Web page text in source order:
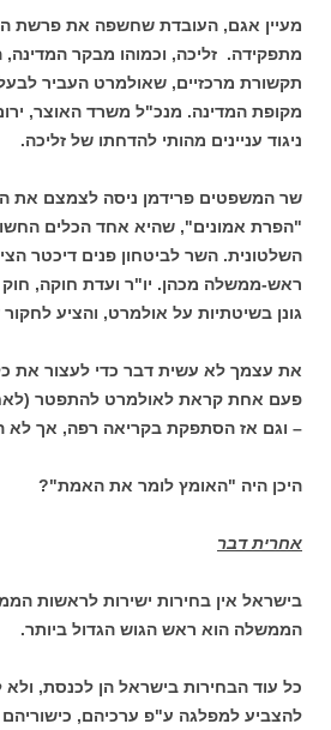
מעיין אגם, העובדת שחשפה את פרשת
מתפקידה. זליכה, וכמוהו מבקר המדינה,
תקשורת מרכזיים, שאולמרט העביר
מקופת המדינה. מנכ"ל משרד האוצר,
ניגוד עניינים מהותי להדחתו של זליכה.
שר המשפטים פרידמן ניסה לצמצם את
"הפרת אמונים", שהיא אחד הכלים
השלטונית. השר לביטחון פנים דיכטר
ראש-ממשלה מכהן. יו"ר ועדת חוקה,
גונן בשיטתיות על אולמרט, והציע
את עצמך לא עשית דבר כדי לעצור את
פעם אחת קראת לאולמרט להתפטר
– וגם אז הסתפקת בקריאה רפה, אך
היכן היה "האומץ לומר את האמת"?
אחרית דבר
בישראל אין בחירות ישירות לראשות
הממשלה הוא ראש הגוש הגדול ביותר.
כל עוד הבחירות בישראל הן לכנסת,
להצביע למפלגה ע"פ ערכיהם, כישוריהם